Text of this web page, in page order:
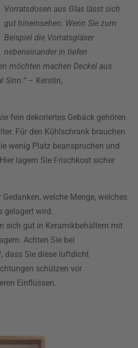
Vorratsdosen aus Glas lässt sich
gut hineinsehen. Wenn Sie zum
Beispiel die Vorratsgläser
nebeneinander in tiefen
möchten machen Deckel aus
Sinn.“ – Kerstin,
fein dekoriertes Gebäck gehören
Für den Kühlschrank brauchen
wenig Platz beanspruchen und
lagern Sie Frischkost sicher
welche Menge, welches
gelagert wird.
sich gut in Keramikbehältern mit
Achten Sie bei
dass Sie diese luftdicht
schützen vor
Einflüssen.